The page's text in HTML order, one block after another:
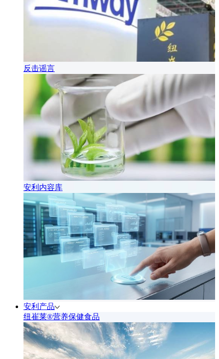
反击谣言
安利内容库
安利产品
纽崔莱®营养保健食品